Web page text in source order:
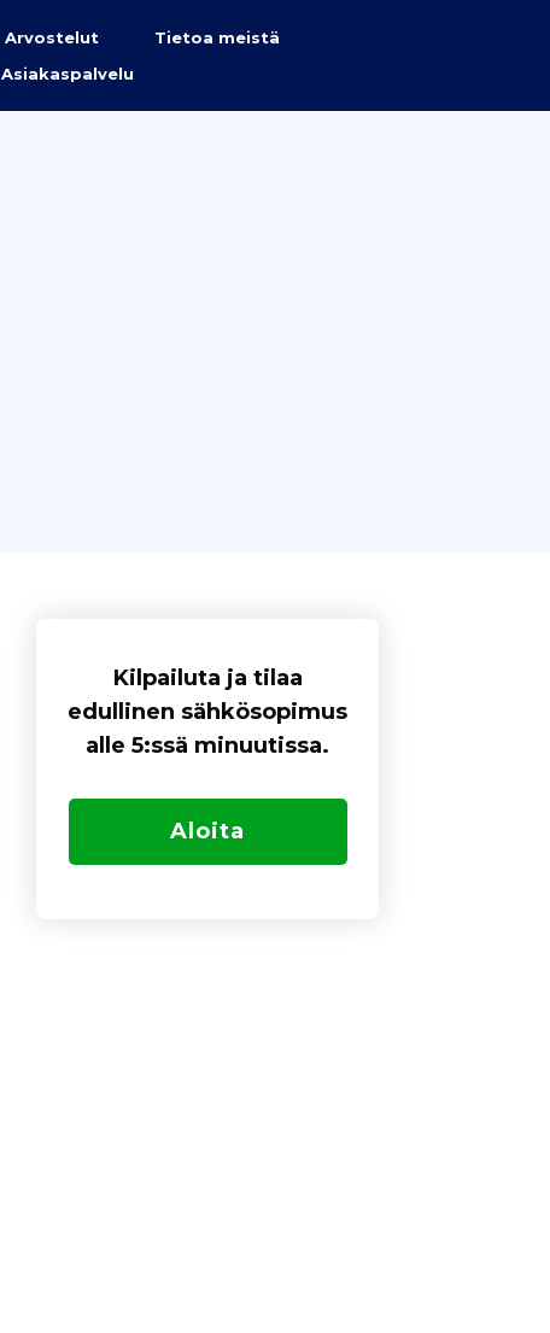
Arvostelut
Tietoa meistä
Asiakaspalvelu
Kilpailuta ja tilaa
edullinen sähkösopimus
alle 5:ssä minuutissa.
Aloita